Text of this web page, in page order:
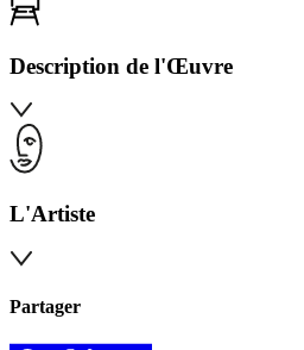
Description de l'Œuvre
L'Artiste
Partager